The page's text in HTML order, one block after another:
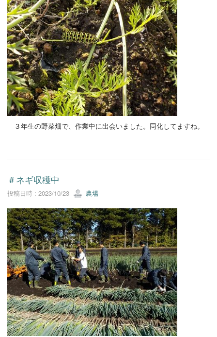
３年生の野菜畑で、作業中に出会いました。同化してますね。
＃ネギ収穫中
投稿日時 : 2023/10/23 農場